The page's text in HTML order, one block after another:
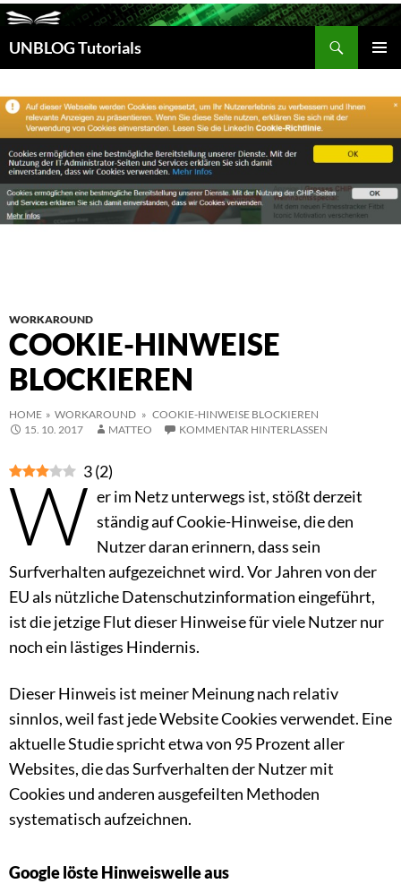
UNBLOG Tutorials
Suchen
SPRINGEN
WORKAROUND
COOKIE-HINWEISE
BLOCKIEREN
HOME » WORKAROUND » COOKIE-HINWEISE BLOCKIEREN
15. 10. 2017
MATTEO KOMMENTAR HINTERLASSEN
3(2)
W er im Netz unterwegs ist, stößt derzeit
ständig auf Cookie-Hinweise, die den
Nutzer daran erinnern, dass sein
Surfverhalten aufgezeichnet wird. Vor Jahren von der
EU als nützliche Datenschutzinformation eingeführt,
ist die jetzige Flut dieser Hinweise für viele Nutzer nur
noch ein lästiges Hindernis.
Dieser Hinweis ist meiner Meinung nach relativ
sinnlos, weil fast jede Website Cookies verwendet. Eine
aktuelle Studie spricht etwa von 95 Prozent aller
Websites, die das Surfverhalten der Nutzer mit
Cookies und anderen ausgefeilten Methoden
systematisch aufzeichnen.
Google löste Hinweiswelle aus